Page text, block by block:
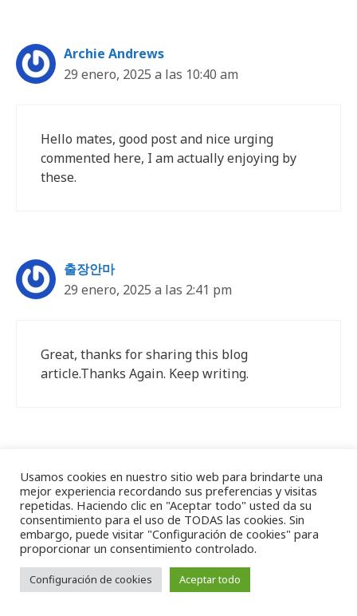
Archie Andrews
29 enero, 2025 a las 10:40 am
Hello mates, good post and nice urging
commented here, I am actually enjoying by
these.
출장안마
29 enero, 2025 a las 2:41 pm
Great, thanks for sharing this blog
article.Thanks Again. Keep writing.
3 febrero, 2025 a las 11:29 am
Thanks-a-mundo for the article. Much
obliged.
Usamos cookies en nuestro sitio web para brindarte una
mejor experiencia recordando sus preferencias y visitas
repetidas. Haciendo clic en "Aceptar todo" usted da su
consentimiento para el uso de TODAS las cookies. Sin
embargo, puede visitar "Configuración de cookies" para
proporcionar un consentimiento controlado.
Configuración de cookies Aceptar todo